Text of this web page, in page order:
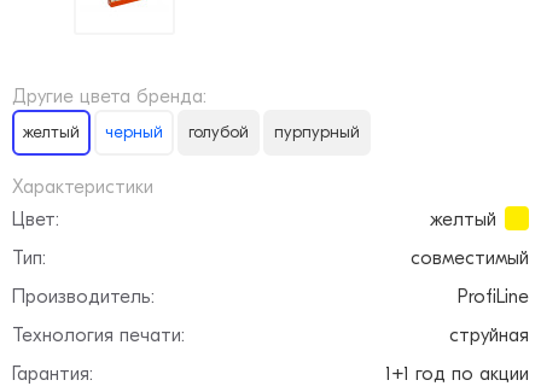
Другие цвета бренда:
желтый черный голубой пурпурный
Характеристики
Цвет:
желтый
Тип:
совместимый
Производитель:
ProfiLine
Технология печати:
струйная
Гарантия:
1+1 год по акции